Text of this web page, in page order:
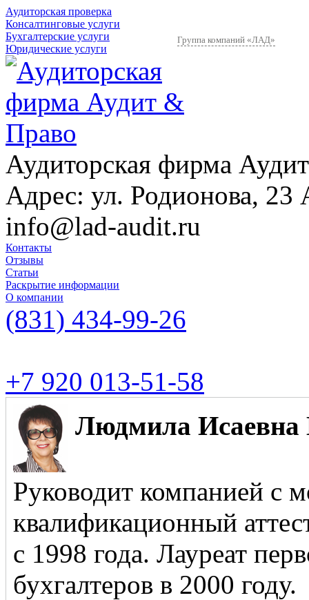
Аудиторская проверка
Консалтинговые услуги
Бухгалтерские услуги
Юридические услуги
Группа компаний «ЛАД»
Аудиторская фирма
Адрес: ул. Родионова, 23
info@lad-audit.ru
Контакты
Отзывы
Статьи
Раскрытие информации
О компании
(831) 434-99-26
+7 920 013-51-58
Людмила Исаевна
Руководит компанией с
квалификационный
с 1998 года. Лауреат
бухгалтеров в 2000 году.